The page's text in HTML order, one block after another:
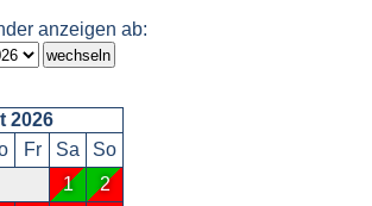
anzeigen ab:
2026
Fr Sa
So
1
2